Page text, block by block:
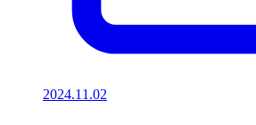
2024.11.02